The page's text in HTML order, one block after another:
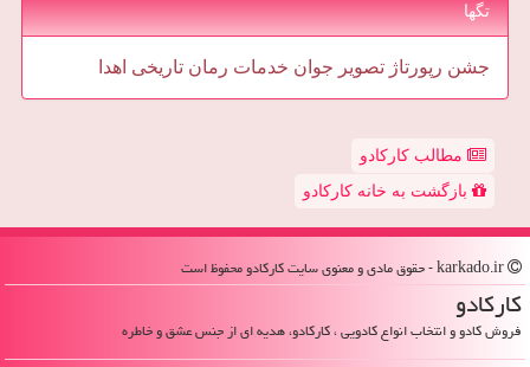
تگها
جشن رپورتاژ تصویر جوان خدمات رمان تاریخی اهدا
مطالب کارکادو
بازگشت به خانه کارکادو
كاركادو
فروش کادو و انتخاب انواع کادویی ، کارکادو، هدیه ای از جنس عشق و خاطره